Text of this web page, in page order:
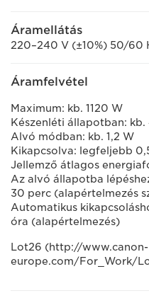
Áramellátás
220–240 V (±10%) 50/60
Áramfelvétel
Maximum: kb. 1120 W
Készenléti állapotban: kb.
Alvó módban: kb. 1,2 W
Kikapcsolva: legfeljebb
Jellemző átlagos
Az alvó állapotba
30 perc (alapértelmezés
Automatikus
óra (alapértelmezés)
Lot26 (http://www.canon-
europe.com/For_Work/